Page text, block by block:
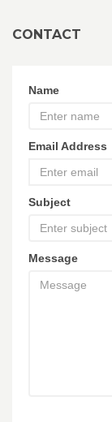
CONTACT
Name
Email Address
Subject
Message